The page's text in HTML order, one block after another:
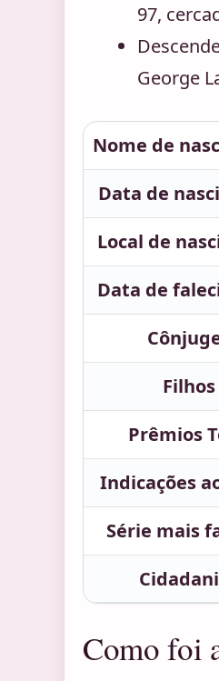
97,
George
Nome de
Data de
Local de
Data de
Filhos
Prêmios
Indicações
Série mais
Como foi